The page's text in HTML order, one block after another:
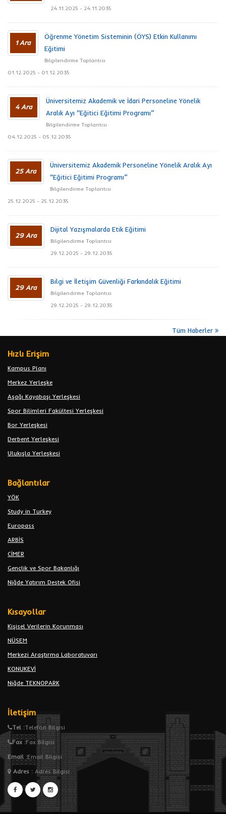
24.11.2025 - 24.11.2035
1 Ara
Öğrenme Yönetim Sisteminin (ÖYS) Etkin Kullanımı
Eğitimi
Bilgilendirme Toplantısı
01.12.2025 - 01.12.2035
4 Ara
Üniversitemiz Akademik ve İdari Personeline Yönelik
Aralık Ayı “Eğitici Eğitimi Programı”
Bilgilendirme Toplantısı
04.12.2025 - 05.12.2035
25 Ara
Üniversitemiz Akademik Personeline Yönelik Aralık Ayı
“Eğitici Eğitimi Programı”
Bilgilendirme Toplantısı
25.12.2025 - 25.12.2035
29 Ara
Dijital Yazışmalarda Etik Eğitimi
Bilgilendirme Toplantısı
29.12.2025 - 29.12.2035
29 Ara
Bilgi ve İletişim Güvenliği Farkındalık Eğitimi
Bilgilendirme Toplantısı
29.12.2025 - 29.12.2035
Tüm Haberler
Hızlı Erişim
Kampus Planı
Merkez Yerleşke
Aşağı Kayabaşı Yerleşkesi
Spor Bilimleri Fakültesi Yerleşkesi
Bor Yerleşkesi
Derbent Yerleşkesi
Ulukışla Yerleşkesi
Bağlantılar
YÖK
Study in Turkey
Europass
ARBİS
CİMER
Gençlik ve Spor Bakanlığı
Niğde Yatırım Destek Ofisi
Kısayollar
Kişisel Verilerin Korunması
NÜSEM
Merkezi Araştırma Laboratuvarı
KONUKEVİ
Niğde TEKNOPARK
İletişim
Tel :Telefon Bilgisi
Fax :Fax Bilgisi
Email :Email Bilgisi
Adres : Adres Bilgisi